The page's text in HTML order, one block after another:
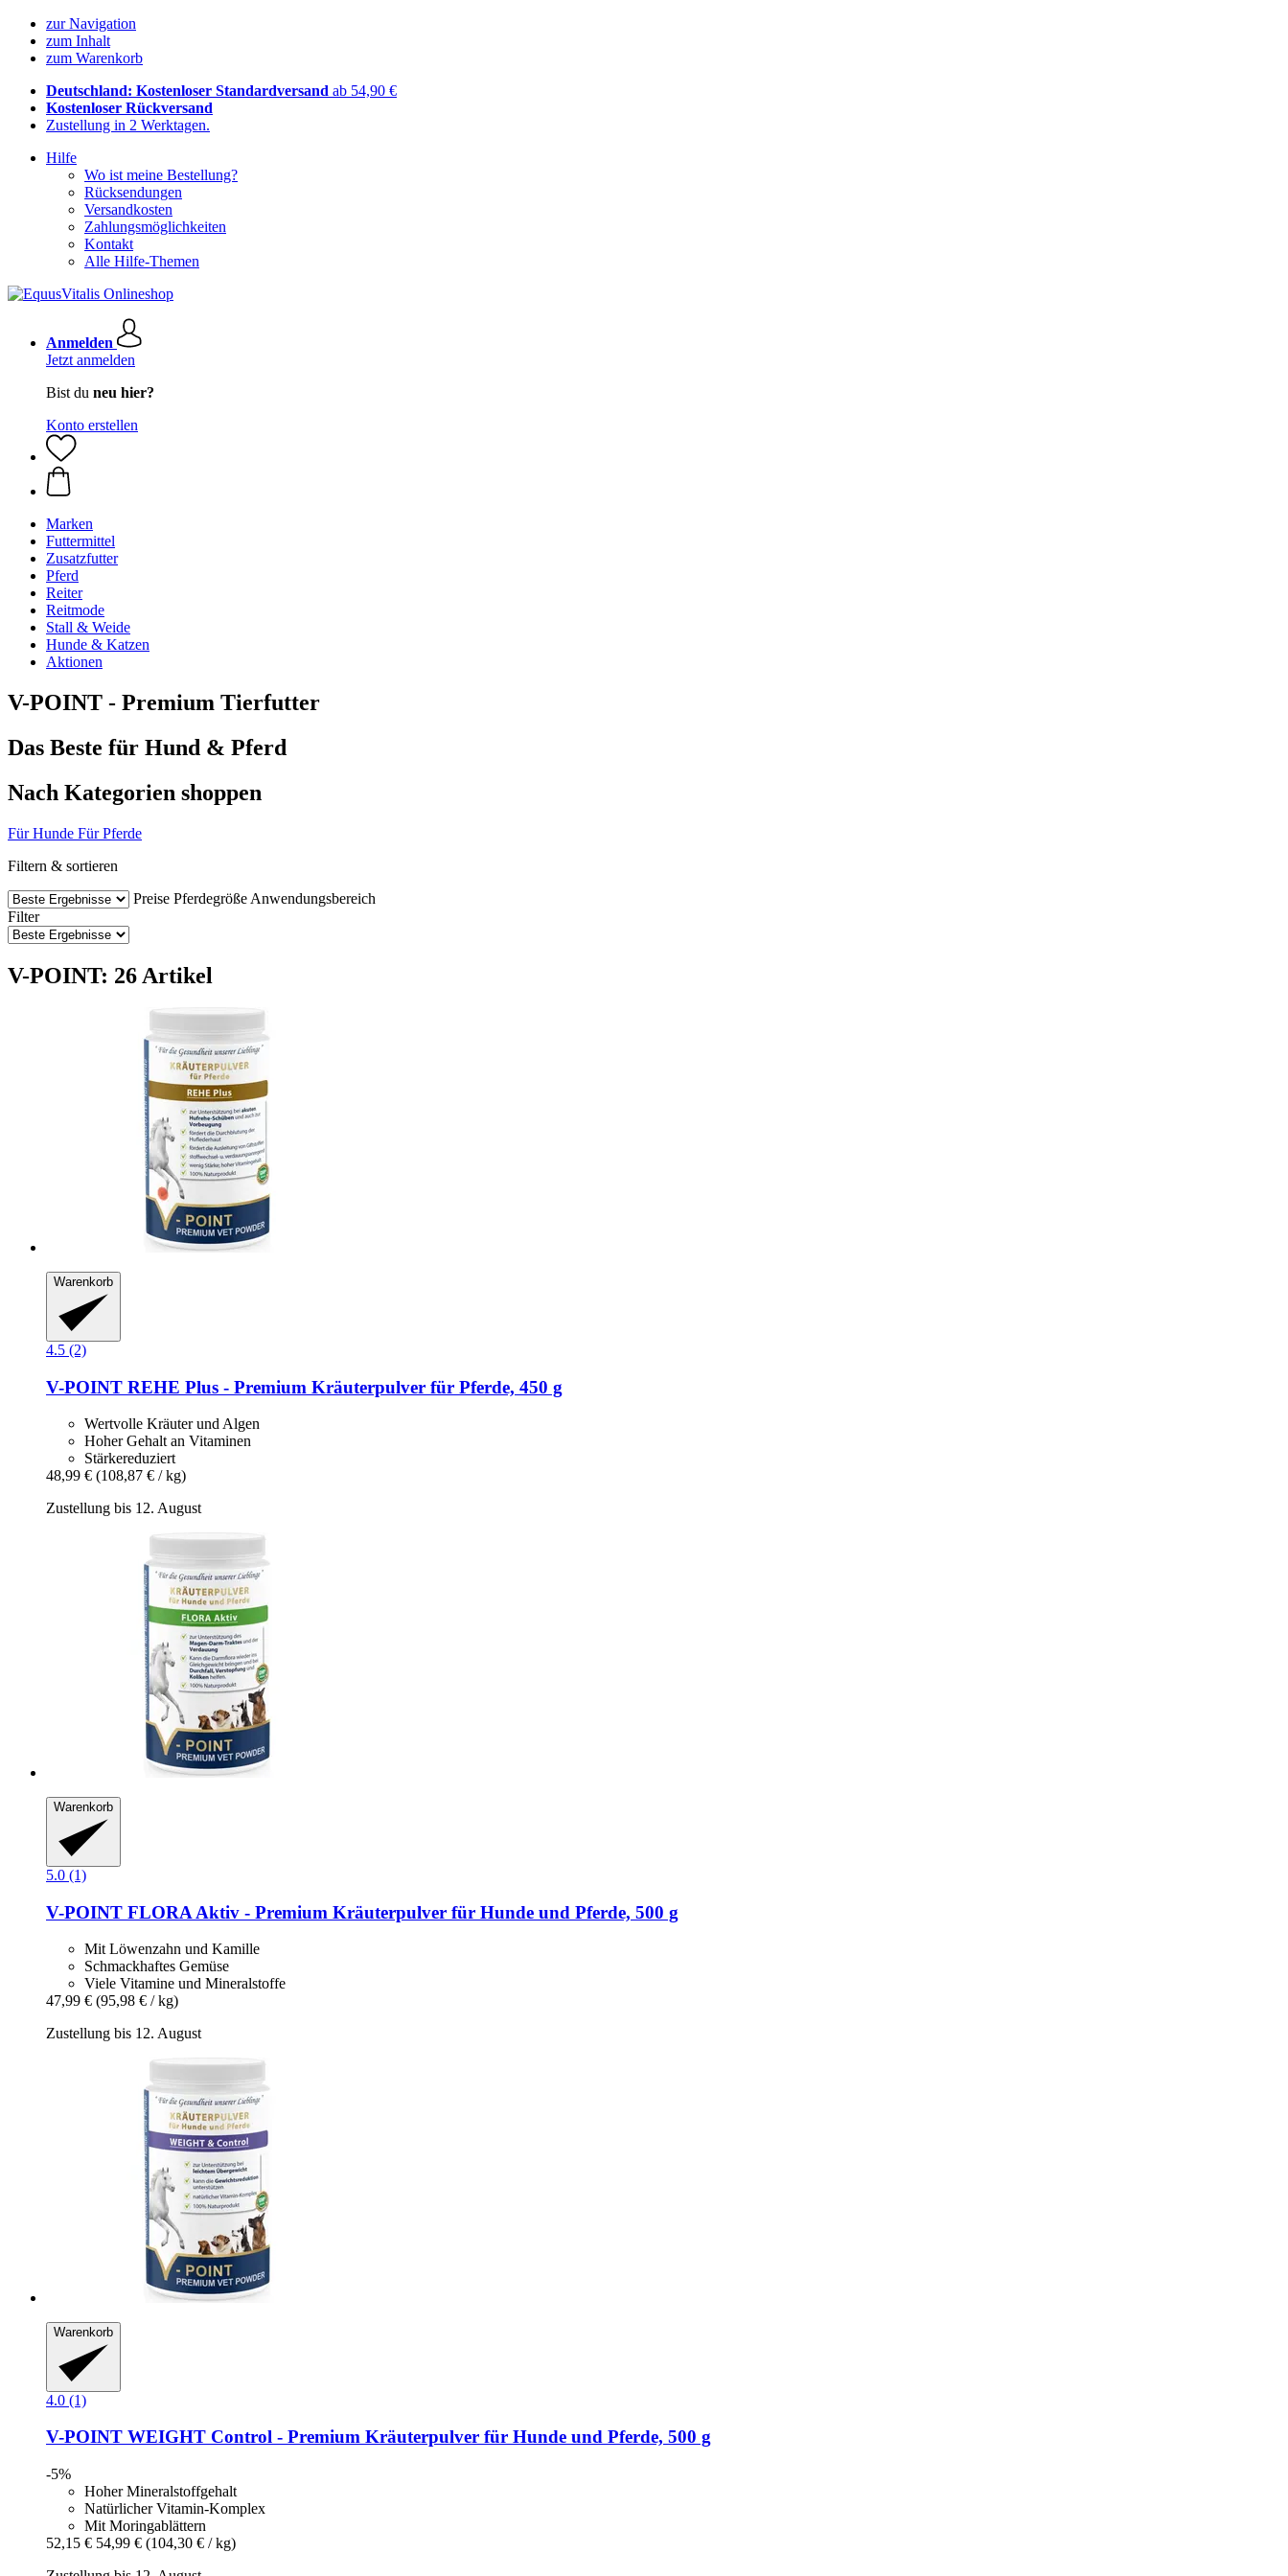
zur Navigation
zum Inhalt
zum Warenkorb
Deutschland: Kostenloser Standardversand ab 54,90 €
Kostenloser Rückversand
Zustellung in 2 Werktagen.
Hilfe
Wo ist meine Bestellung?
Rücksendungen
Versandkosten
Zahlungsmöglichkeiten
Kontakt
Alle Hilfe-Themen
Anmelden
Jetzt anmelden
Bist du neu hier?
Konto erstellen
Marken
Futtermittel
Zusatzfutter
Pferd
Reiter
Reitmode
Stall & Weide
Hunde & Katzen
Aktionen
V-POINT - Premium Tierfutter
Das Beste für Hund & Pferd
Nach Kategorien shoppen
Für Hunde Für Pferde
Filtern & sortieren
Preise Pferdegröße Anwendungsbereich
Filter
V-POINT: 26 Artikel
Warenkorb
4.5 (2)
V-POINT REHE Plus -​ Premium Kräuterpulver für Pferde, 450 g
Wertvolle Kräuter und Algen
Hoher Gehalt an Vitaminen
Stärkereduziert
48,99 € (108,87 € / kg)
Zustellung bis 12. August
Warenkorb
5.0 (1)
V-POINT FLORA Aktiv -​ Premium Kräuterpulver für Hunde und Pferde, 500 g
Mit Löwenzahn und Kamille
Schmackhaftes Gemüse
Viele Vitamine und Mineralstoffe
47,99 € (95,98 € / kg)
Zustellung bis 12. August
Warenkorb
4.0 (1)
V-POINT WEIGHT Control -​ Premium Kräuterpulver für Hunde und Pferde, 500 g
-5%
Hoher Mineralstoffgehalt
Natürlicher Vitamin-Komplex
Mit Moringablättern
52,15 € 54,99 € (104,30 € / kg)